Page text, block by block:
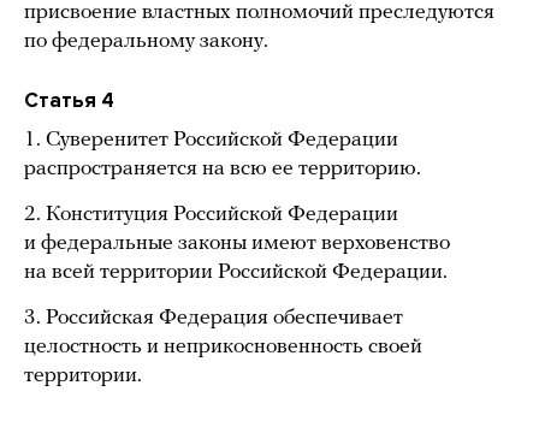
присвоение властных полномочий преследуются
по федеральному закону.
Статья 4
1. Суверенитет Российской Федерации
распространяется на всю ее территорию.
2. Конституция Российской Федерации
и федеральные законы имеют верховенство
на всей территории Российской Федерации.
3. Российская Федерация обеспечивает
целостность и неприкосновенность своей
территории.